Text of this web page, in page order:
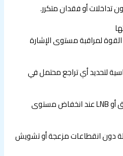
تداخلات أو فقدان متكرر.
لمراقبة مستوى الإشارة
لتحديد أي تراجع محتمل في
علاوة على ذلك، يعيد ضبط الطبق أو LNB عند انخفاض مستوى
دون انقطاعات مزعجة أو تشويش